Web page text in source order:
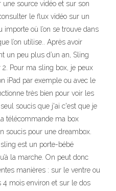
source vidéo et sur son
le flux vidéo sur un
où l’on se trouve dans
l’on utilise.. Après avoir
un peu plus d’un an, Sling
Pour ma sling box, je peux
iPad par exemple ou avec le
très bien pour voir les
soucis que j'ai c'est que je
télécommande ma box
soucis pour une dreambox.
est un porte-bébé
la marche. On peut donc
manières : sur le ventre ou
4 mois environ et sur le dos